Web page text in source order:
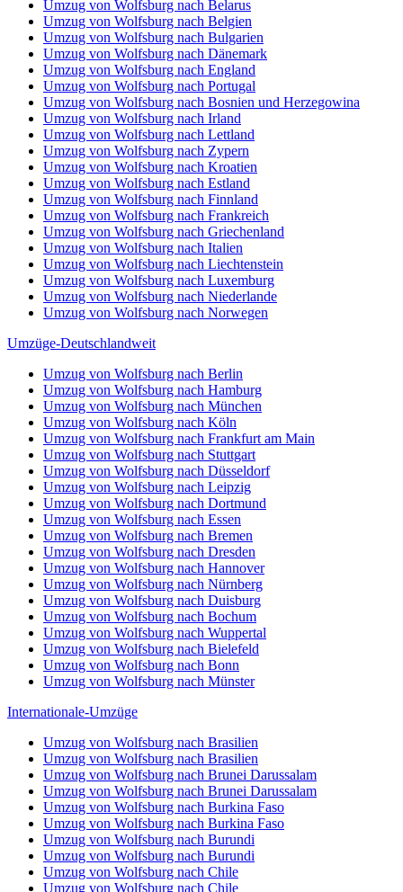
Umzug von Wolfsburg nach Berlin
Umzug von Wolfsburg nach Hamburg
Umzug von Wolfsburg nach München
Umzug von Wolfsburg nach Köln
Umzug von Wolfsburg nach Frankfurt am Main
Umzug von Wolfsburg nach Stuttgart
Umzug von Wolfsburg nach Düsseldorf
Umzug von Wolfsburg nach Leipzig
Umzug von Wolfsburg nach Dortmund
Umzug von Wolfsburg nach Essen
Umzug von Wolfsburg nach Bremen
Umzug von Wolfsburg nach Dresden
Umzug von Wolfsburg nach Hannover
Umzug von Wolfsburg nach Nürnberg
Umzug von Wolfsburg nach Duisburg
Umzug von Wolfsburg nach Bochum
Umzug von Wolfsburg nach Wuppertal
Umzug von Wolfsburg nach Bielefeld
Umzug von Wolfsburg nach Bonn
Umzug von Wolfsburg nach Münster
Internationale-Umzüge
Umzug von Wolfsburg nach Brasilien
Umzug von Wolfsburg nach Brasilien
Umzug von Wolfsburg nach Brunei Darussalam
Umzug von Wolfsburg nach Brunei Darussalam
Umzug von Wolfsburg nach Burkina Faso
Umzug von Wolfsburg nach Burkina Faso
Umzug von Wolfsburg nach Burundi
Umzug von Wolfsburg nach Burundi
Umzug von Wolfsburg nach Chile
Umzug von Wolfsburg nach Chile
Umzug von Wolfsburg nach China
Umzug von Wolfsburg nach China
Umzug von Wolfsburg nach Cookinseln
Umzug von Wolfsburg nach Cookinseln
Umzug von Wolfsburg nach Costa Rica
Umzug von Wolfsburg nach Costa Rica
Umzug von Wolfsburg nach Curaçao
Umzug von Wolfsburg nach Curaçao
Umzug von Wolfsburg nach Demokratische Republik Kongo
Umzug von Wolfsburg nach Demokratische Republik Kongo
© 2026Umzugsunternehmen Wolfsburg
Diese Internetseite verwendet Cookies um die
Benutzerfreundlichkeit zu verbessern. Einverstanden
Nur notwendige Cookies
Datenschutzerklärung
Zustimmung wiederrufen